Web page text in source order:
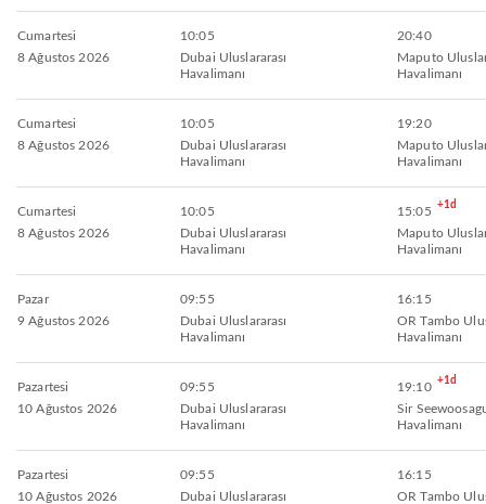
Cumartesi
8 Ağustos 2026
10:05
Dubai Uluslararası
Havalimanı
20:40
Maputo
Havalimanı
Cumartesi
8 Ağustos 2026
10:05
Dubai Uluslararası
Havalimanı
19:20
Maputo
Havalimanı
Cumartesi
8 Ağustos 2026
10:05
Dubai Uluslararası
Havalimanı
15:05 +1d
Maputo
Havalimanı
Pazar
9 Ağustos 2026
09:55
Dubai Uluslararası
Havalimanı
16:15
OR Tambo
Havalimanı
Pazartesi
10 Ağustos 2026
09:55
Dubai Uluslararası
Havalimanı
19:10 +1d
Sir
Havalimanı
Pazartesi
10 Ağustos 2026
09:55
Dubai Uluslararası
16:15
OR Tambo